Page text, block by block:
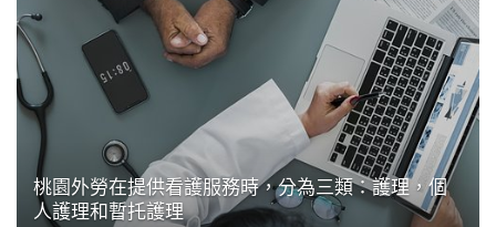
桃園外勞在提供看護服務時，分為三類：護理，個
人護理和暫托護理